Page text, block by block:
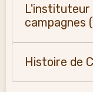
L'instituteur
campagnes
Histoire de